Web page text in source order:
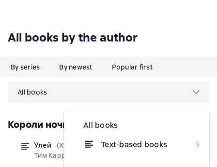
All books by the author
By series By newest Popular first
All books
All books
Text-based books
9
Короли ночи
Улей
(Художник)
Тим Каррэн
from $6.07